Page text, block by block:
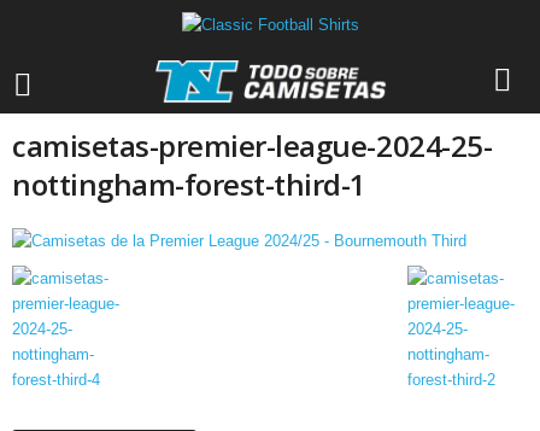
camisetas-premier-league-2024-25-
nottingham-forest-third-1